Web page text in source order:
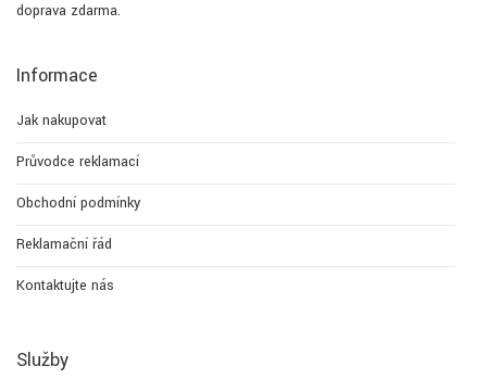
doprava zdarma.
Informace
Jak nakupovat
Průvodce reklamací
Obchodní podmínky
Reklamační řád
Kontaktujte nás
Služby